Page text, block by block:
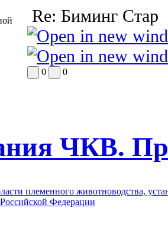
Re: Биминг Стар
0 0
ЧКВ.
племенного животноводства,
Федерации